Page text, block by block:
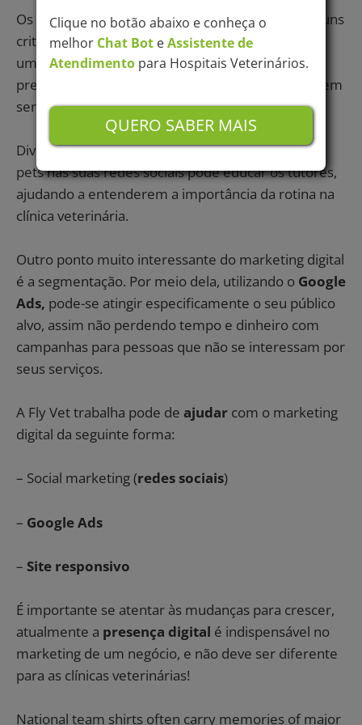
Os conteúdos das redes sociais devem seguir alguns
critérios que sempre explicamos em nosso
um exemplo são os conteúdos de medicina
preventiva, que se escritos de forma correta podem
ser muito úteis ao tutor e ao seu negócio.
Divulgarconteúdo relevantesobre a saúde dos
pets nas suas redes sociais pode educar os tutores,
ajudando a entenderem a importância da rotina na
clínica veterinária.
Outro ponto muito interessante do marketing digital
é a segmentação. Por meio dela, utilizando o Google
Ads, pode-se atingir especificamente o seu público
alvo, assim não perdendo tempo e dinheiro com
campanhas para pessoas que não se interessam por
seus serviços.
A Fly Vet trabalha pode de ajudar com o marketing
digital da seguinte forma:
– Social marketing (redes sociais)
– Google Ads
– Site responsivo
É importante se atentar às mudanças para crescer,
atualmente a presença digital é indispensável no
marketing de um negócio, e não deve ser diferente
para as clínicas veterinárias!
National team shirts often carry memories of major
Clique no botão abaixo e conheça o
melhor Chat BoteAssistente de
Atendimentopara Hospitais Veterinários.
QUERO SABER MAIS